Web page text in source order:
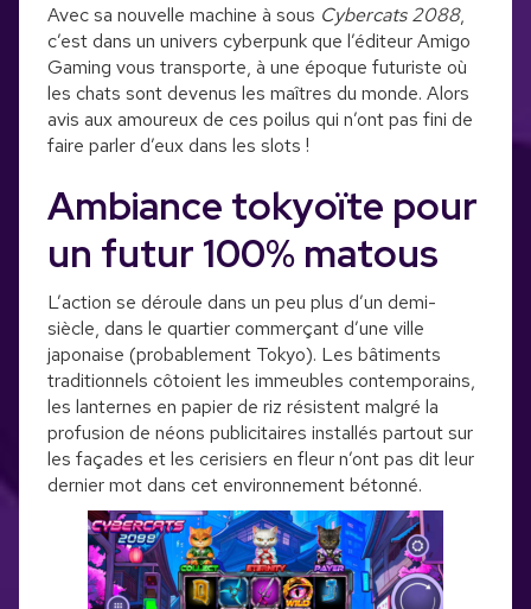
Avec sa nouvelle machine à sous Cybercats 2088,
c’est dans un univers cyberpunk que l’éditeur Amigo
Gaming vous transporte, à une époque futuriste où
les chats sont devenus les maîtres du monde. Alors
avis aux amoureux de ces poilus qui n’ont pas fini de
faire parler d’eux dans les slots !
Ambiance tokyoïte pour
un futur 100% matous
L’action se déroule dans un peu plus d’un demi-
siècle, dans le quartier commerçant d’une ville
japonaise (probablement Tokyo). Les bâtiments
traditionnels côtoient les immeubles contemporains,
les lanternes en papier de riz résistent malgré la
profusion de néons publicitaires installés partout sur
les façades et les cerisiers en fleur n’ont pas dit leur
dernier mot dans cet environnement bétonné.